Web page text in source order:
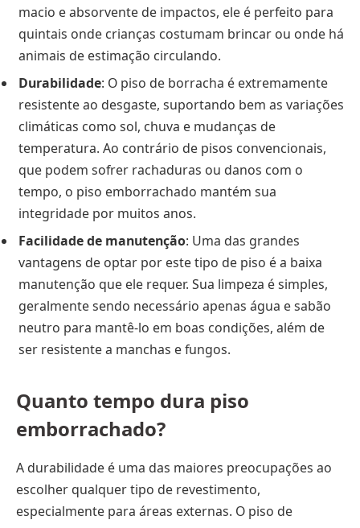
macio e absorvente de impactos, ele é perfeito para
quintais onde crianças costumam brincar ou onde há
animais de estimação circulando.
Durabilidade: O piso de borracha é extremamente
resistente ao desgaste, suportando bem as variações
climáticas como sol, chuva e mudanças de
temperatura. Ao contrário de pisos convencionais,
que podem sofrer rachaduras ou danos com o
tempo, o piso emborrachado mantém sua
integridade por muitos anos.
Facilidade de manutenção: Uma das grandes
vantagens de optar por este tipo de piso é a baixa
manutenção que ele requer. Sua limpeza é simples,
geralmente sendo necessário apenas água e sabão
neutro para mantê-lo em boas condições, além de
ser resistente a manchas e fungos.
Quanto tempo dura piso
emborrachado?
A durabilidade é uma das maiores preocupações ao
escolher qualquer tipo de revestimento,
especialmente para áreas externas. O piso de